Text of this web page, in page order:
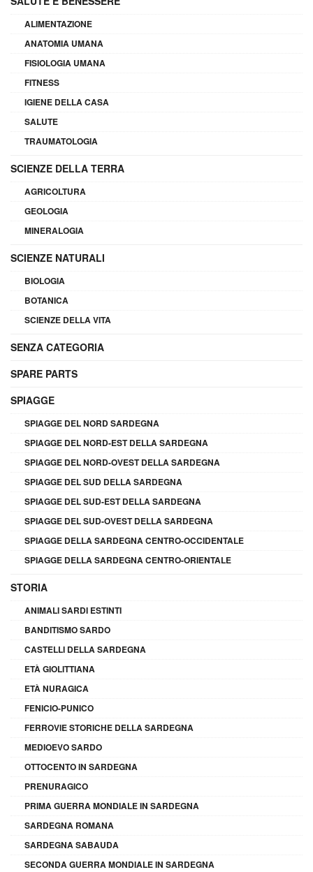
ALIMENTAZIONE
ANATOMIA UMANA
FISIOLOGIA UMANA
FITNESS
IGIENE DELLA CASA
SALUTE
TRAUMATOLOGIA
SCIENZE DELLA TERRA
AGRICOLTURA
GEOLOGIA
MINERALOGIA
SCIENZE NATURALI
BIOLOGIA
BOTANICA
SCIENZE DELLA VITA
SENZA CATEGORIA
SPARE PARTS
SPIAGGE
SPIAGGE DEL NORD SARDEGNA
SPIAGGE DEL NORD-EST DELLA SARDEGNA
SPIAGGE DEL NORD-OVEST DELLA SARDEGNA
SPIAGGE DEL SUD DELLA SARDEGNA
SPIAGGE DEL SUD-EST DELLA SARDEGNA
SPIAGGE DEL SUD-OVEST DELLA SARDEGNA
SPIAGGE DELLA SARDEGNA CENTRO-OCCIDENTALE
SPIAGGE DELLA SARDEGNA CENTRO-ORIENTALE
STORIA
ANIMALI SARDI ESTINTI
BANDITISMO SARDO
CASTELLI DELLA SARDEGNA
ETÀ GIOLITTIANA
ETÀ NURAGICA
FENICIO-PUNICO
FERROVIE STORICHE DELLA SARDEGNA
MEDIOEVO SARDO
OTTOCENTO IN SARDEGNA
PRENURAGICO
PRIMA GUERRA MONDIALE IN SARDEGNA
SARDEGNA ROMANA
SARDEGNA SABAUDA
SECONDA GUERRA MONDIALE IN SARDEGNA